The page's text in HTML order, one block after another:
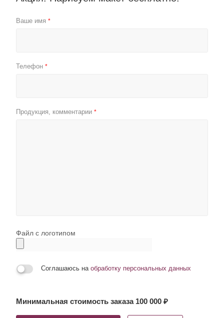
Ваше имя *
Телефон *
Продукция, комментарии *
Файл с логотипом
Соглашаюсь на обработку персональных данных
Минимальная стоимость заказа 100 000 ₽